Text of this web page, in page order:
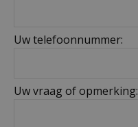
Uw telefoonnummer:
Uw vraag of opmerking: